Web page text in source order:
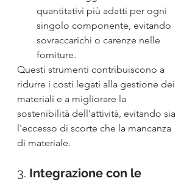
quantitativi più adatti per ogni
singolo componente, evitando
sovraccarichi o carenze nelle
forniture.
Questi strumenti contribuiscono a
ridurre i costi legati alla gestione dei
materiali e a migliorare la
sostenibilità dell'attività, evitando sia
l'eccesso di scorte che la mancanza
di materiale.
3. Integrazione con le